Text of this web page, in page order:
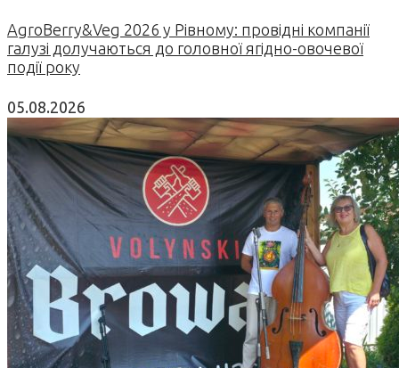
AgroBerry&Veg 2026 у Рівному: провідні компанії
галузі долучаються до головної ягідно-овочевої
події року
05.08.2026